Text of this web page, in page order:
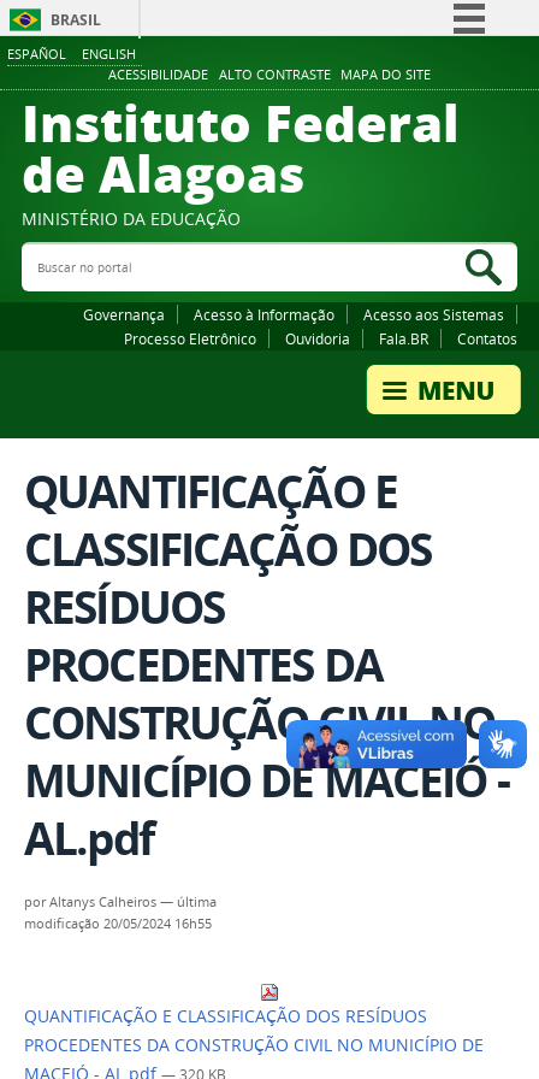
ESPAÑOL ENGLISH
ACESSIBILIDADE ALTO CONTRASTE MAPA DO SITE
BRASIL
Comunica BR
Participe
Canais
Instituto Federal
de Alagoas
MINISTÉRIO DA EDUCAÇÃO
Buscar no portal
Governança Acesso à Informação
Acesso aos Sistemas
Processo Eletrônico
Ouvidoria Fala.BR Contatos
QUANTIFICAÇÃO E
CLASSIFICAÇÃO DOS
RESÍDUOS
PROCEDENTES DA
CONSTRUÇÃO CIVIL NO
MUNICÍPIO DE MACEIÓ -
AL.pdf
porAltanys Calheiros — última
modificação 20/05/2024 16h55
QUANTIFICAÇÃO E CLASSIFICAÇÃO DOS RESÍDUOS
PROCEDENTES DA CONSTRUÇÃO CIVIL NO MUNICÍPIO DE
MACEIÓ - AL.pdf — 320 KB